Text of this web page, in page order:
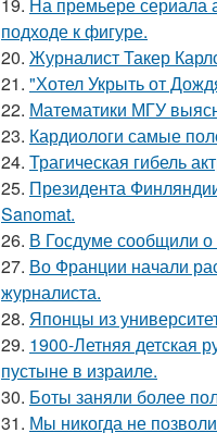
подходе к фигуре.
20. Журналист Такер
21. "Хотел Укрыть от
22. Математики МГУ
23. Кардиологи самые
24. Трагическая гибель
25. Президента
Sanomat.
26. В Госдуме сообщили о
27. Во Франции начали
журналиста.
28. Японцы из
29. 1900-Летняя детская
пустыне в израиле.
30. Боты заняли более
31. Мы никогда не